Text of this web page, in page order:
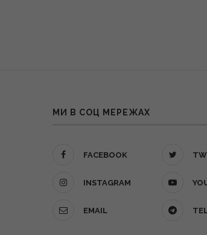
МИ В СОЦ МЕРЕЖАХ
FACEBOOK
INSTAGRAM
EMAIL